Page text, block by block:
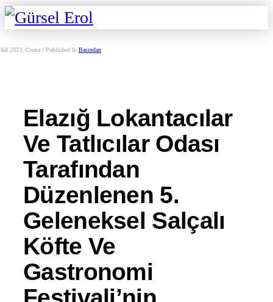
2023, Cuma / Published In Basından
Elazığ Lokantacılar
Ve Tatlıcılar Odası
Tarafından
Düzenlenen 5.
Geleneksel Salçalı
Köfte Ve
Gastronomi